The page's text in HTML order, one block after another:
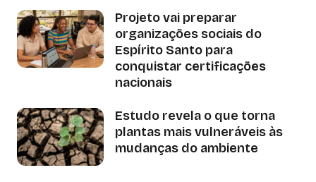
Projeto vai preparar
organizações sociais do
Espírito Santo para
conquistar certificações
nacionais
Estudo revela o que torna
plantas mais vulneráveis às
mudanças do ambiente